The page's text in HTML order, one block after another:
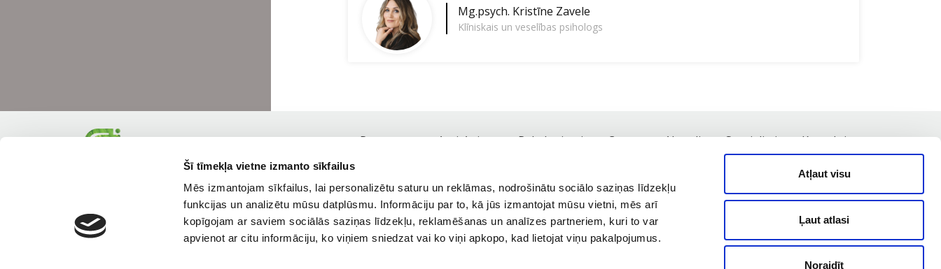
Šī tīmekļa vietne izmanto sīkfailus
Mēs izmantojam sīkfailus, lai personalizētu saturu un reklāmas, nodrošinātu sociālo saziņas līdzekļu
funkcijas un analizētu mūsu datplūsmu. Informāciju par to, kā jūs izmantojat mūsu vietni, mēs arī
kopīgojam ar saviem sociālās saziņas līdzekļu, reklamēšanas un analīzes partneriem, kuri to var
apvienot ar citu informāciju, ko viņiem sniedzat vai ko viņi apkopo, kad lietojat viņu pakalpojumus.
Atļaut visu
Ļaut atlasi
Noraidīt
Mg.psych. Kristīne Zavele
Klīniskais un veselības psihologs
navigation
Par mums Anti-Aging Pakalpojumi Cenas Aktuāli Speciālisti Kontakti
Tel.:+371 25 41 81 81, +371 67 84 77 18
Darba laiks: darba dienās 9:00 - 19:00
Meklēt